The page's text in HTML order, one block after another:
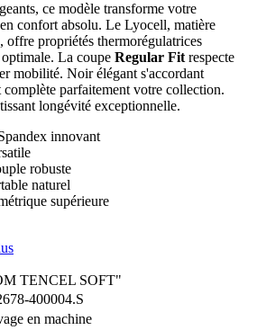
ce modèle transforme votre
confort absolu. Le Lyocell, matière
offre propriétés thermorégulatrices
La coupe Regular Fitrespecte
mobilité. Noir élégant s'accordant
parfaitement votre collection.
longévité exceptionnelle.
innovant
robuste
naturel
supérieure
TENCEL SOFT"
400004.S
en machine